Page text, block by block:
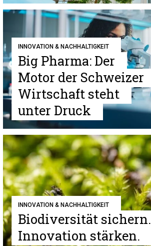
INNOVATION & NACHHALTIGKEIT
Big Pharma: Der
Motor der Schweizer
Wirtschaft steht
unter Druck
INNOVATION & NACHHALTIGKEIT
Biodiversität sichern.
Innovation stärken.